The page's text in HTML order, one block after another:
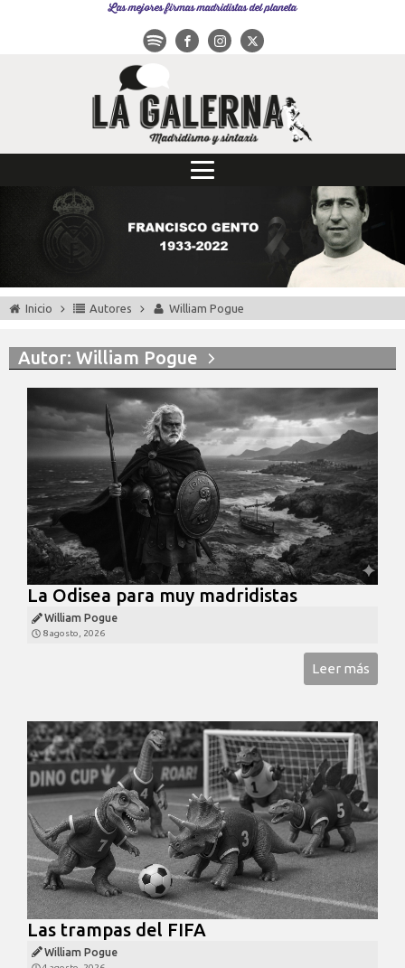
Las mejores firmas madridistas del planeta
Inicio Autores William Pogue
Autor: William Pogue
La Odisea para muy madridistas
William Pogue
8 agosto, 2026
Leer más
Las trampas del FIFA
William Pogue